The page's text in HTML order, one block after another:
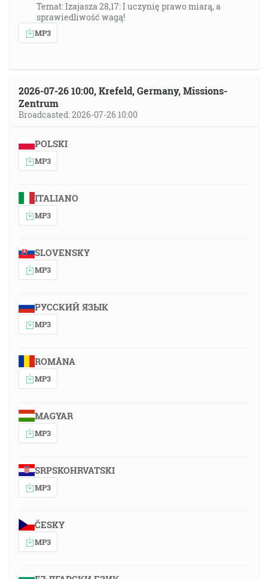
Temat: Izajasza 28,17: I uczynię prawo miarą, a
sprawiedliwość wagą!
MP3
2026-07-26 10:00, Krefeld, Germany, Missions-
Zentrum
Broadcasted: 2026-07-26 10:00
POLSKI
MP3
ITALIANO
MP3
SLOVENSKY
MP3
РУССКИЙ ЯЗЫК
MP3
ROMÂNA
MP3
MAGYAR
MP3
SRPSKOHRVATSKI
MP3
ČESKY
MP3